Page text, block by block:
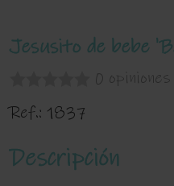
Jesusito de bebe
0 opiniones
Ref.: 1837
Descripción